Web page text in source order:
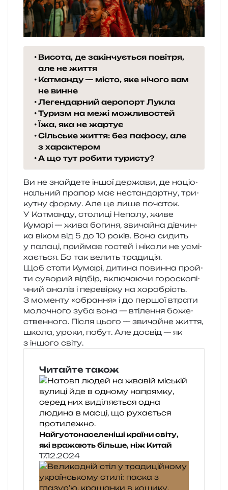
Висота, де закінчується повітря,
але не життя
Катманду — місто, яке нічого вам
не винне
Легендарний аеропорт Лукла
Туризм на межі можливостей
Їжа, яка не жартує
Сільське життя: без пафосу, але
з характером
А що тут робити туристу?
Ви не зна­йде­те іншої дер­жа­ви, де націо­
наль­ний пра­пор має нестан­дар­тну, три­
ку­тну форму. Але це лише поча­ток.
У Катманду, сто­ли­ці Непалу, живе
Кумарі — жива боги­ня, зви­чай­на дів­чин­
ка віком від 5 до 10 років. Вона сидить
у пала­ці, при­ймає гостей і ніко­ли не усмі­
ха­є­ться. Бо так велить традиція.
Щоб стати Кумарі, дити­на повин­на прой­
ти суво­рий від­бір, вклю­ча­ю­чи горо­ско­пі­
чний ана­ліз і пере­вір­ку на хоро­брість.
З момен­ту «обра­н­ня» і до пер­шої втра­ти
моло­чно­го зуба вона — вті­ле­н­ня боже­
ствен­но­го. Після цього — зви­чай­не життя,
школа, уроки, побут. Але досвід — як
з іншо­го світу.
Читайте також
Найгустонаселеніші країни світу,
які вражають більше, ніж Китай
17.12.2024